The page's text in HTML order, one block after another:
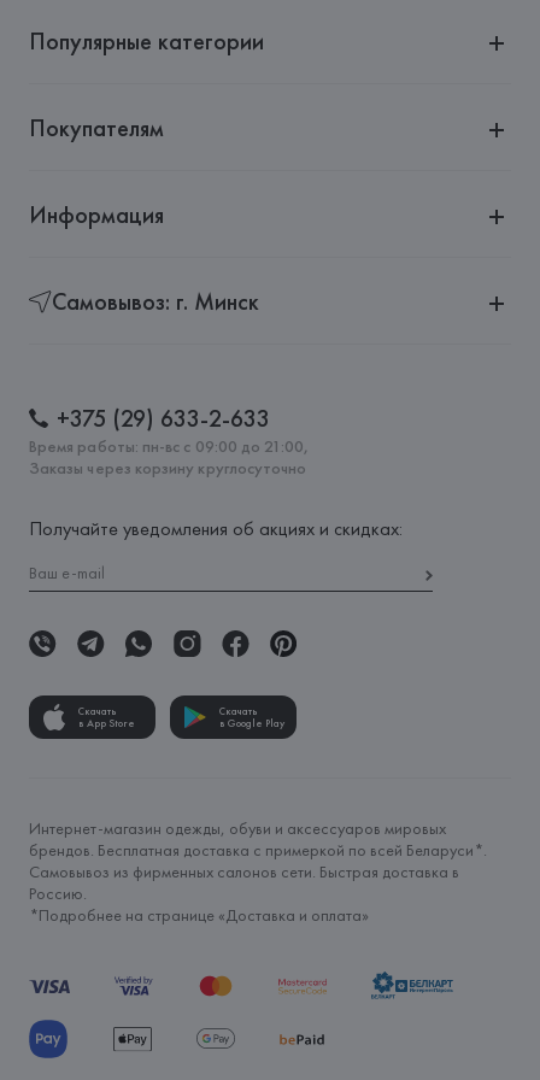
Популярные категории
Покупателям
Информация
Самовывоз: г. Минск
+375 (29) 633-2-633
Время работы: пн-вс с 09:00 до 21:00,
Заказы через корзину круглосуточно
Получайте уведомления об акциях и скидках:
Скачать
в App Store
Скачать
в Google Play
Интернет-магазин одежды, обуви и аксессуаров мировых
брендов. Бесплатная доставка с примеркой по всей Беларуси*.
Самовывоз из фирменных салонов сети. Быстрая доставка в
Россию.
*Подробнее на странице «Доставка и оплата»